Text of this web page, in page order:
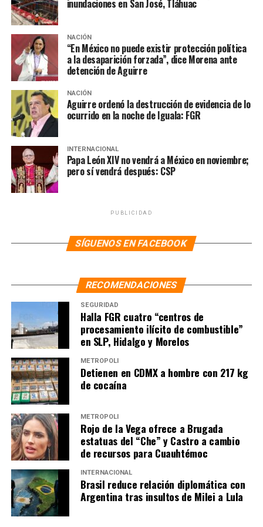
fueron comprados. “Bien cepillada Clara [Brugda].
¿Quién pompó? ¿Quién pompó?”, dijo para cerrar el
tema.
NOTAS RELACIONADAS: AMLO
CLAUDIO X. GONZÁLEZ
SIGUIENTE
“No pediré a Claudia agilizar el Plan C, ella tiene mucho
criterio y autoridad”: AMLO
NO TE PIERDAS
“Medios, intelectuales y políticos deben aprender que
lección de la elección es que el pueblo manda en una
auténtica democracia”: AMLO
inundaciones en San José, Tláhuac
NACIÓN
“En México no puede existir protección política
a la desaparición forzada”, dice Morena ante
detención de Aguirre
NACIÓN
Aguirre ordenó la destrucción de evidencia de lo
ocurrido en la noche de Iguala: FGR
INTERNACIONAL
Papa León XIV no vendrá a México en noviembre;
pero sí vendrá después: CSP
PUBLICIDAD
SÍGUENOS EN FACEBOOK
RECOMENDACIONES
SEGURIDAD
Halla FGR cuatro “centros de
procesamiento ilícito de combustible”
en SLP, Hidalgo y Morelos
METRÓPOLI
Detienen en CDMX a hombre con 217 kg
de cocaína
METRÓPOLI
Rojo de la Vega ofrece a Brugada
estatuas del “Che” y Castro a cambio
de recursos para Cuauhtémoc
INTERNACIONAL
Brasil reduce relación diplomática con
Argentina tras insultos de Milei a Lula